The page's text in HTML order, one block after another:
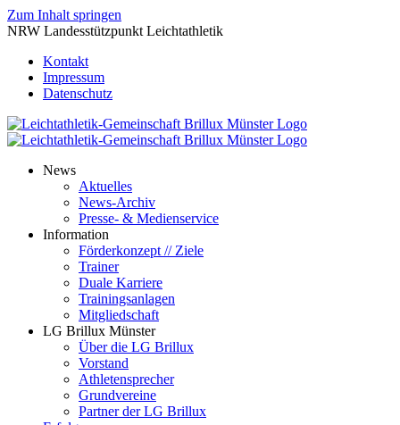
Zum Inhalt springen
NRW Landesstützpunkt Leichtathletik
Kontakt
Impressum
Datenschutz
News
Aktuelles
News-Archiv
Presse- & Medienservice
Information
Förderkonzept // Ziele
Trainer
Duale Karriere
Trainingsanlagen
Mitgliedschaft
LG Brillux Münster
Über die LG Brillux
Vorstand
Athletensprecher
Grundvereine
Partner der LG Brillux